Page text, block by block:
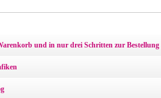
und in nur drei Schritten zur Bestellung